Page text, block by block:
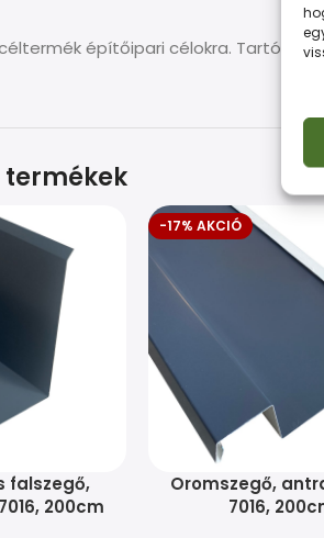
építőipari célokra. Tartós
termékek
falszegő,
200cm
-17% AKCIÓ
Oromszegő,
7016,